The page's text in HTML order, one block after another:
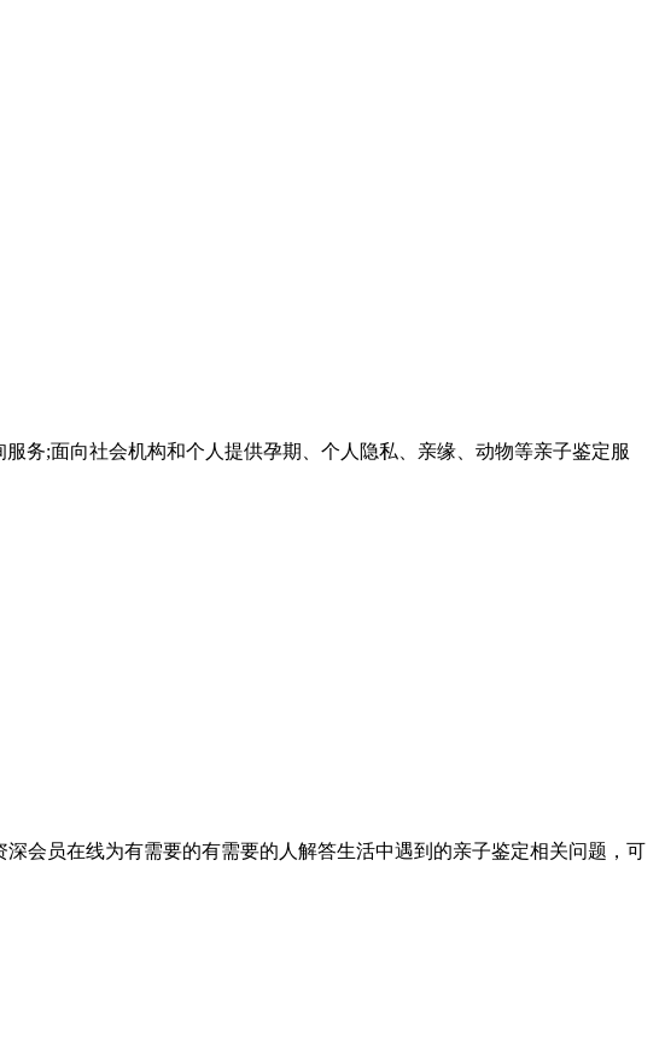
务;面向社会机构和个人提供孕期、个人隐私、亲缘、动物等亲子鉴定服
会员在线为有需要的有需要的人解答生活中遇到的亲子鉴定相关问题，可